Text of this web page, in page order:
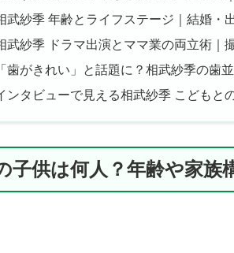
武紗季 年齢とライフステージ｜結婚・
武紗季 ドラマ出演とママ業の両立術｜
「歯がきれい」と話題に？相武紗季の歯
ンタビューで見える相武紗季 こどもと
子供は何人？年齢や家族